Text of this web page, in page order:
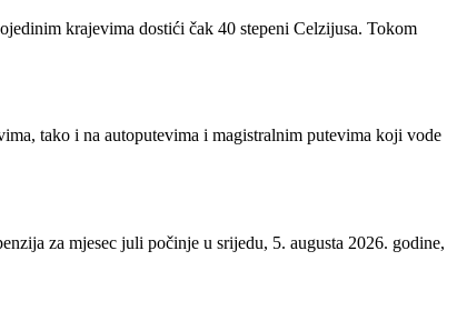
krajevima dostići čak 40 stepeni Celzijusa. Tokom
tako i na autoputevima i magistralnim putevima koji vode
za mjesec juli počinje u srijedu, 5. augusta 2026. godine,